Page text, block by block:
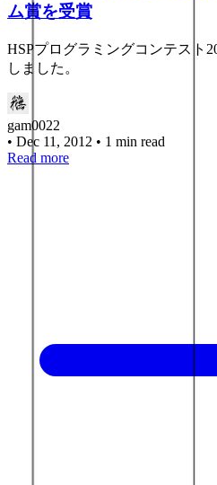
ム賞を受賞
HSPプログラミングコンテスト
しました。
gam0022
• Dec 11, 2012 • 1 min read
Read more